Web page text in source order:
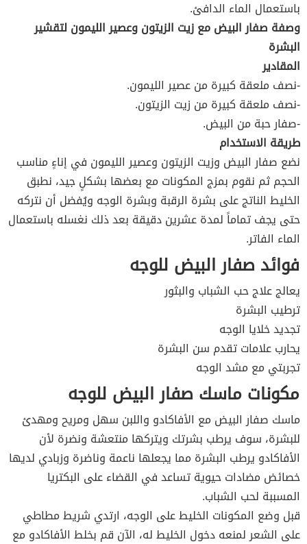
باستعمال الماء الدافئ.
وصفة صفار البيض مع زيت الزيتون وعصير الليمون لتقشير
البشرة
المقادير
-نصف ملعقة كبيرة من عصير الليمون.
-نصف ملعقة كبيرة من زيت الزيتون.
-صفار حبة من البيض.
طريقة الاستخدام
نضع صفار البيض وزيت الزيتون وعصير الليمون في إناءٍ مناسب
الحجم ثم نقوم بمزج المكونات مع بعضها بشكلٍ جيد، نطبق
الخليط الناتج على بشرة الرقبة وبشرة الوجه ويُفضل أن نتركه
حتى يجف تماماً لمدة عشرين دقيقة بعد ذلك نغسله باستعمال
الماء الفاتر.
فوائد صفار البيض للوجه
يعالج علاج حب الشباب والبثور
ترطيب البشرة
تجديد خلايا الوجه
يحارب علامات تقدم سن البشرة
تجربتي مع مشد الوجه
مكونات ماسك صفار البيض للوجه
ماسك صفار البيض مع الأفاكادو واللبن سهل ومريح ومهدئ
للبشرة، سوف يرطب بشرتك ويتركها منتعشة ونضرة لأن
الأفاكادو يرطب البشرة مما يجعلها ناعمة وناضرة وزبادي لديها
خصائض مضادات حيوية تساعد في القضاء على البكتريا
المسببة لحب الشباب.
قبل وضع المكونات الخليط على الوجه، ارتدي شريط مطاطي
على الشعر لمنعه دخول الخليط له، الآن قم بخلط الأفاكادو مع